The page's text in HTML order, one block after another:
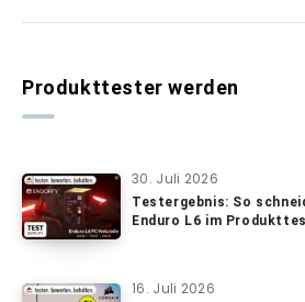
Produkttester werden
30. Juli 2026
Testergebnis: So
Enduro L6 im
16. Juli 2026